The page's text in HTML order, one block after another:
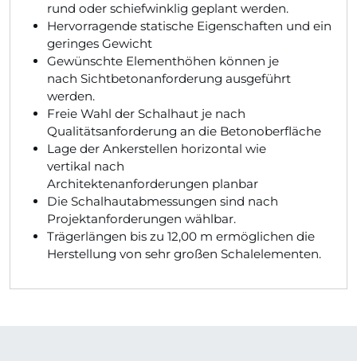
rund oder schiefwinklig geplant werden.
Hervorragende statische Eigenschaften und ein
geringes Gewicht
Gewünschte Elementhöhen können je
nach Sichtbetonanforderung ausgeführt
werden.
Freie Wahl der Schalhaut je nach
Qualitätsanforderung an die Betonoberfläche
Lage der Ankerstellen horizontal wie
vertikal nach
Architektenanforderungen planbar
Die Schalhautabmessungen sind nach
Projektanforderungen wählbar.
Trägerlängen bis zu 12,00 m ermöglichen die
Herstellung von sehr großen Schalelementen.